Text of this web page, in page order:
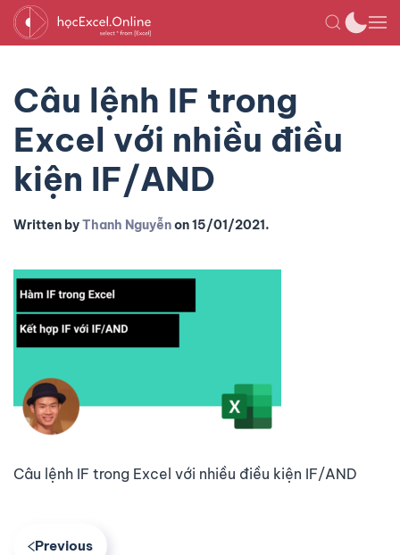
Câu lệnh IF trong
Excel với nhiều điều
kiện IF/AND
Written byThanh Nguyễnon15/01/2021.
Câu lệnh IF trong Excel với nhiều điều kiện IF/AND
Previous